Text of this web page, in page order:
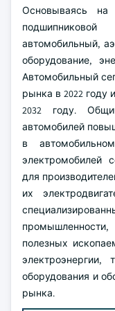
Основываясь на
автомобильный,
оборудование,
Автомобильный
рынка в 2022 году
2032 году.
автомобилей
в
электромобилей
для
их
полезных
электроэнергии,
оборудования и
рынка.